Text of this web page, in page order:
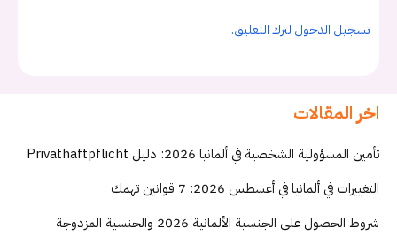
تسجيل الدخول لترك التعليق.
اخر المقالات
تأمين المسؤولية الشخصية في ألمانيا 2026: دليل Privathaftpflicht
التغييرات في ألمانيا في أغسطس 2026: 7 قوانين تهمك
شروط الحصول على الجنسية الألمانية 2026 والجنسية المزدوجة